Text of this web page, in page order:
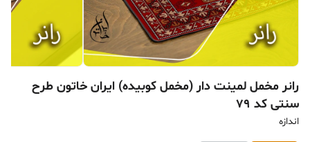
رانر مخمل لمینت دار (مخمل کوبیده) ایران خاتون طرح
سنتی کد 79
اندازه